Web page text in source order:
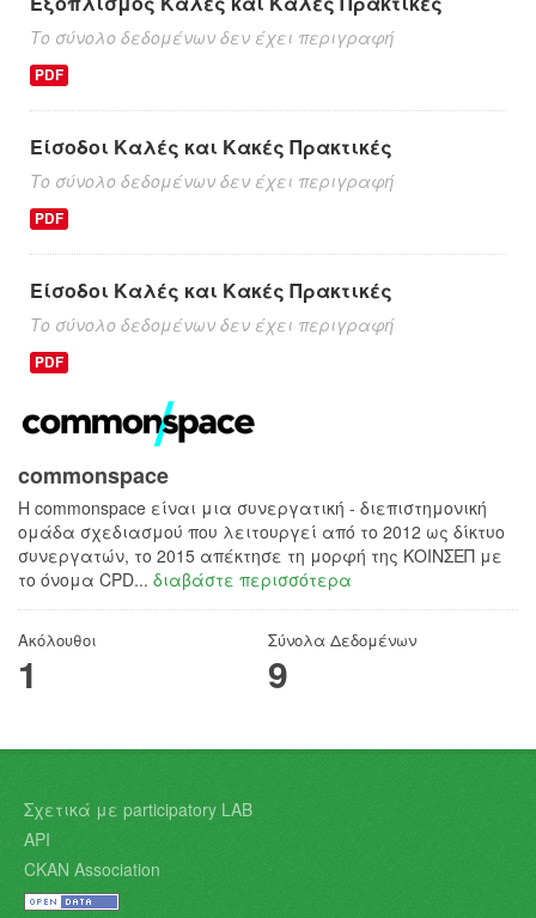
Το σύνολο δεδομένων δεν έχει περιγραφή
PDF
Είσοδοι Καλές και Κακές Πρακτικές
Το σύνολο δεδομένων δεν έχει περιγραφή
PDF
Είσοδοι Καλές και Κακές Πρακτικές
Το σύνολο δεδομένων δεν έχει περιγραφή
PDF
commonspace
H commonspace είναι μια συνεργατική - διεπιστημονική
ομάδα σχεδιασμού που λειτουργεί από το 2012 ως δίκτυο
συνεργατών, το 2015 απέκτησε τη μορφή της ΚΟΙΝΣΕΠ με
το όνομα CPD... διαβάστε περισσότερα
Ακόλουθοι
1
Σύνολα Δεδομένων
9
Σχετικά με participatory LAB
API
CKAN Association